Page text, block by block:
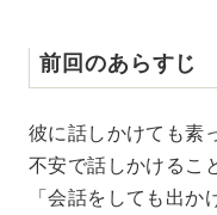
前回のあらすじ
彼に話しかけても素
不安で話しかけるこ
「会話をしても出